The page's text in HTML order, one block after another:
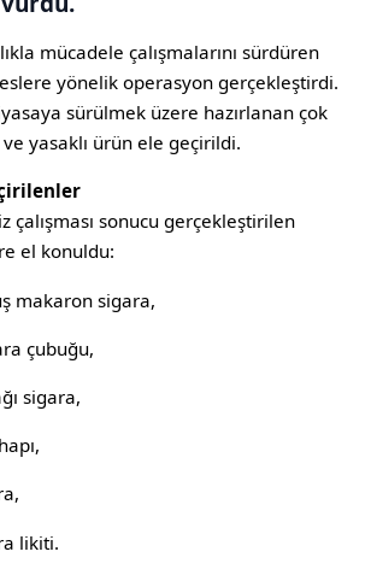
mücadele çalışmalarını sürdüren
yönelik operasyon gerçekleştirdi.
sürülmek üzere hazırlanan çok
yasaklı ürün ele geçirildi.
çalışması sonucu gerçekleştirilen
el konuldu:
makaron sigara,
çubuğu,
sigara,
likiti.